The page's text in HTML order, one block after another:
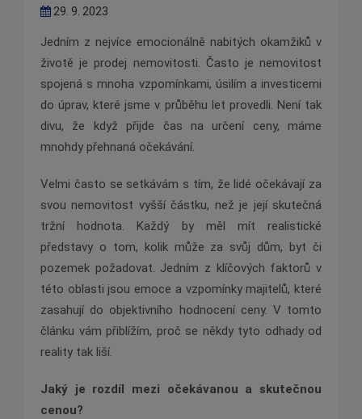
29. 9. 2023
Jedním z nejvíce emocionálně nabitých okamžiků v
životě je prodej nemovitosti. Často je nemovitost
spojená s mnoha vzpomínkami, úsilím a investicemi
do úprav, které jsme v průběhu let provedli. Není tak
divu, že když přijde čas na určení ceny, máme
mnohdy přehnaná očekávání.
Velmi často se setkávám s tím, že lidé očekávají za
svou nemovitost vyšší částku, než je její skutečná
tržní hodnota. Každý by měl mít realistické
představy o tom, kolik může za svůj dům, byt či
pozemek požadovat. Jedním z klíčových faktorů v
této oblasti jsou emoce a vzpomínky majitelů, které
zasahují do objektivního hodnocení ceny. V tomto
článku vám přiblížím, proč se někdy tyto odhady od
reality tak liší.
Jaký je rozdíl mezi očekávanou a skutečnou
cenou?